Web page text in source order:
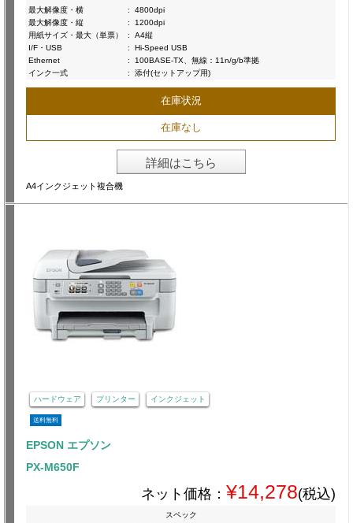
最大解像度・横
:
4800dpi
最大解像度・縦
:
1200dpi
用紙サイズ・最大（単票）
:
A4縦
I/F・USB
:
Hi-Speed USB
Ethernet
:
100BASE-TX、無線：11n/g/b準拠
インク一式
: 添付(セットアップ用)
在庫状況
在庫なし
詳細はこちら
A4インクジェット複合機
ハードウェア プリンター インクジェット
送料無料
EPSON エプソン
PX-M650F
ネット価格： ¥14,278(税込)
スペック